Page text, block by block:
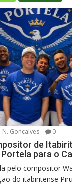
N. Gonçalves 0
de
para o
pelo compositor
do itabiritense